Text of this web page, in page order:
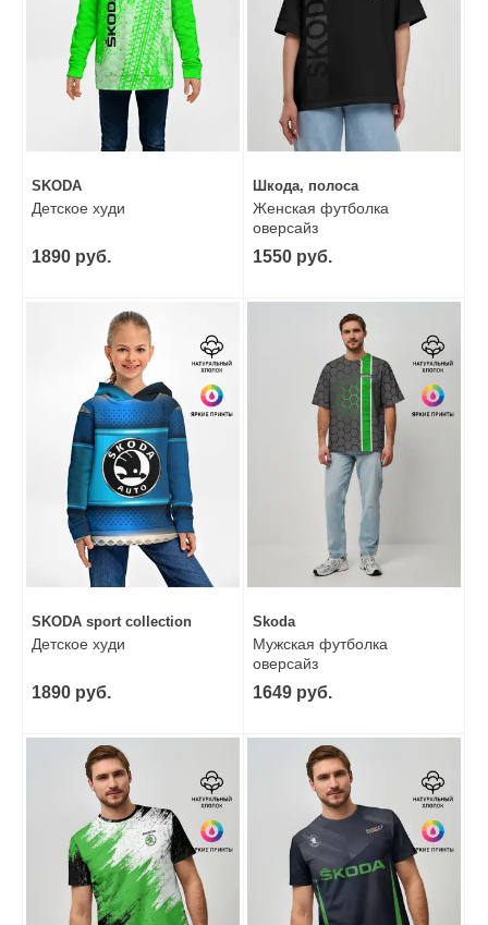
SKODA
Детское худи
1890 руб.
Шкода, полоса
Женская футболка
оверсайз
1550 руб.
SKODA sport collection
Детское худи
1890 руб.
Skoda
Мужская футболка
оверсайз
1649 руб.